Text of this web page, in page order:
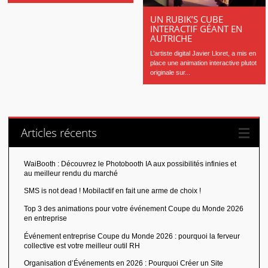
UN RUBIK’S CUBE
INTERACTIF GÉANT EN
AUTRICHE
L’artiste digital Javier Lloret, a mis en
place une animation interactive plutot
originale sur...
Articles récents
WaiBooth : Découvrez le Photobooth IA aux possibilités infinies et
au meilleur rendu du marché
SMS is not dead ! Mobilactif en fait une arme de choix !
Top 3 des animations pour votre événement Coupe du Monde 2026
en entreprise
Événement entreprise Coupe du Monde 2026 : pourquoi la ferveur
collective est votre meilleur outil RH
Organisation d’Événements en 2026 : Pourquoi Créer un Site